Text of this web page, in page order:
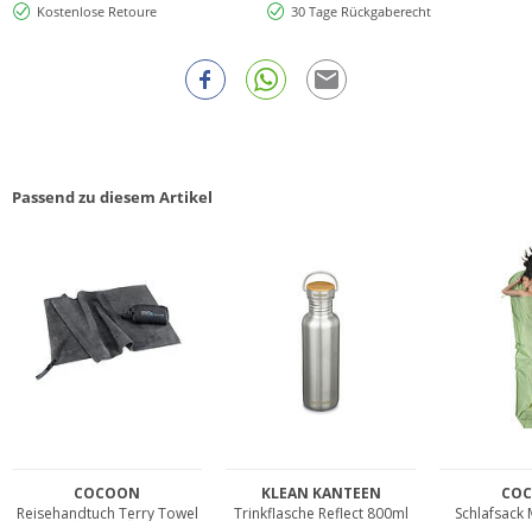
Kostenlose Retoure
30 Tage Rückgaberecht
Passend zu diesem Artikel